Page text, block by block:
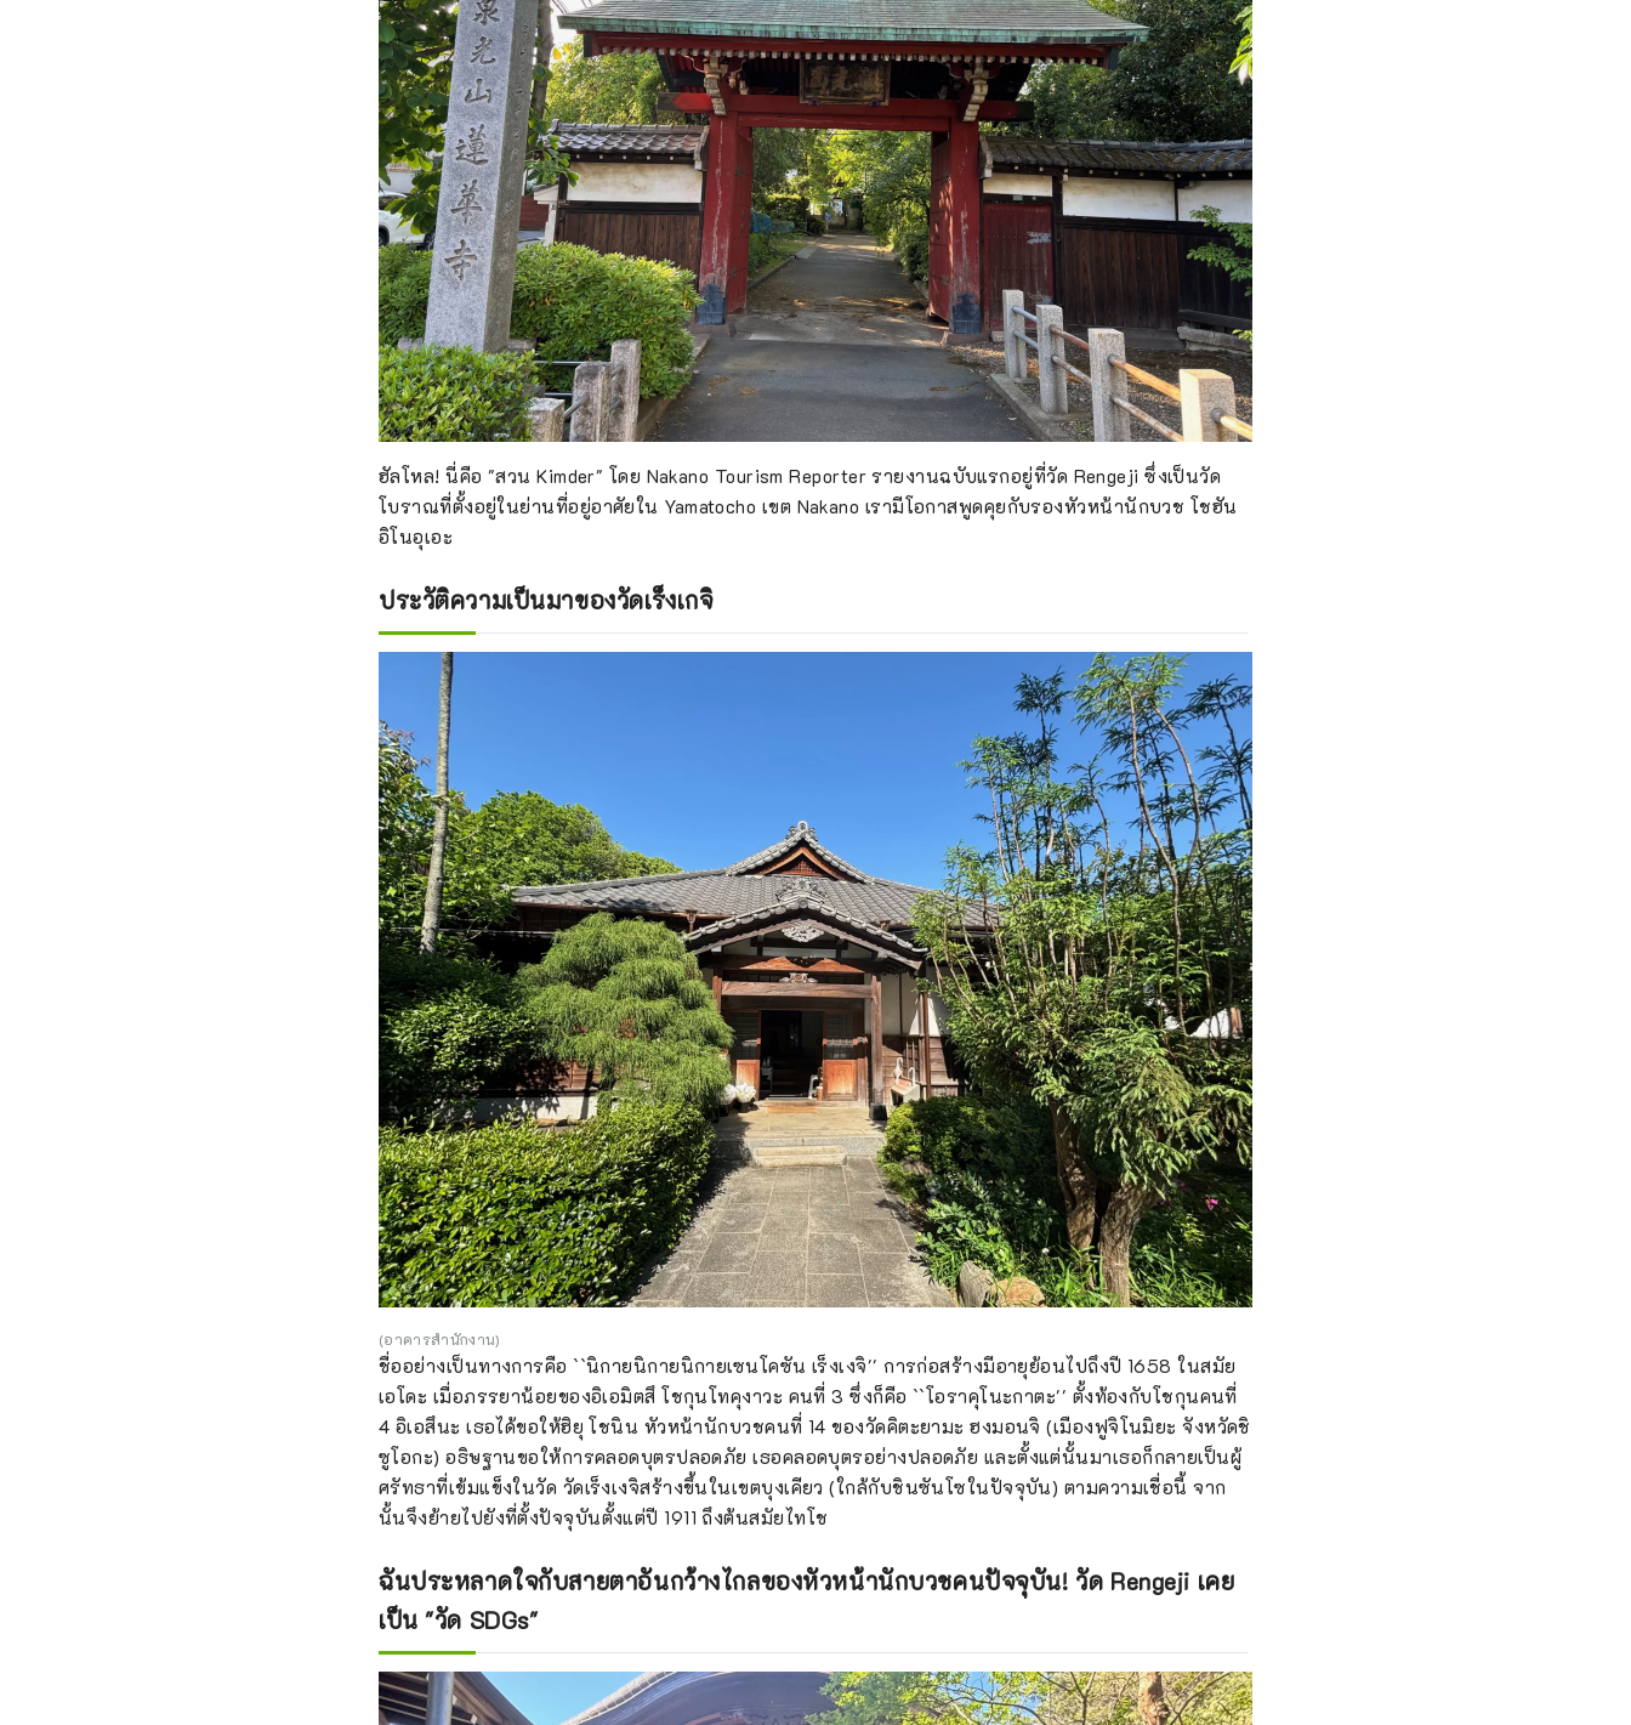
ฮัลโหล! นี่คือ "สวน Kimder" โดย Nakano Tourism Reporter รายงานฉบับแรกอยู่ที่วัด Rengeji ซึ่งเป็นวัด
โบราณที่ตั้งอยู่ในย่านที่อยู่อาศัยใน Yamatocho เขต Nakano เรามีโอกาสพูดคุยกับรองหัวหน้านักบวช โชฮัน
อิโนอุเอะ
ประวัติความเป็นมาของวัดเร็งเกจิ
(อาคารสำนักงาน)
ชื่ออย่างเป็นทางการคือ ``นิกายนิกายนิกายเซนโคซัน เร็งเงจิ'' การก่อสร้างมีอายุย้อนไปถึงปี 1658 ในสมัย
เอโดะ เมื่อภรรยาน้อยของอิเอมิตสึ โชกุนโทคุงาวะ คนที่ 3 ซึ่งก็คือ ``โอราคุโนะกาตะ'' ตั้งท้องกับโชกุนคนที่
4 อิเอสึนะ เธอได้ขอให้ฮิยุ โชนิน หัวหน้านักบวชคนที่ 14 ของวัดคิตะยามะ ฮงมอนจิ (เมืองฟูจิโนมิยะ จังหวัดชิ
ซูโอกะ) อธิษฐานขอให้การคลอดบุตรปลอดภัย เธอคลอดบุตรอย่างปลอดภัย และตั้งแต่นั้นมาเธอก็กลายเป็นผู้
ศรัทธาที่เข้มแข็งในวัด วัดเร็งเงจิสร้างขึ้นในเขตบุงเคียว (ใกล้กับชินซันโซในปัจจุบัน) ตามความเชื่อนี้ จาก
นั้นจึงย้ายไปยังที่ตั้งปัจจุบันตั้งแต่ปี 1911 ถึงต้นสมัยไทโช
ฉันประหลาดใจกับสายตาอันกว้างไกลของหัวหน้านักบวชคนปัจจุบัน! วัด Rengeji เคย
เป็น "วัด SDGs"